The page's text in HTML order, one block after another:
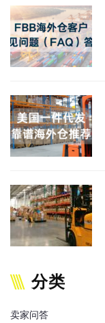
分类
卖家问答